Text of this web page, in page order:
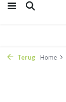
Terug Home